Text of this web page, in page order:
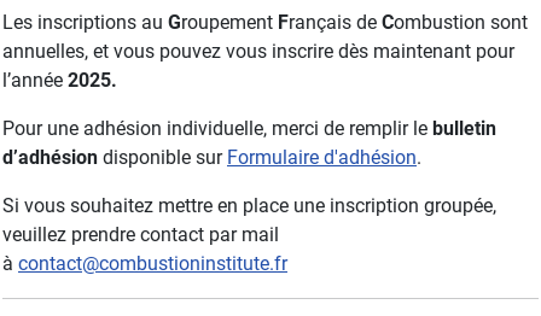
Les inscriptions au Groupement Français de Combustion sont
annuelles, et vous pouvez vous inscrire dès maintenant pour
l’année 2025.
Pour une adhésion individuelle, merci de remplir le bulletin
d’adhésion disponible sur Formulaire d'adhésion.
Si vous souhaitez mettre en place une inscription groupée,
veuillez prendre contact par mail
à contact@combustioninstitute.fr